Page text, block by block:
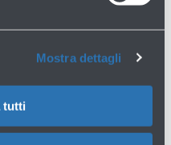
Mostra dettagli
tutti
→